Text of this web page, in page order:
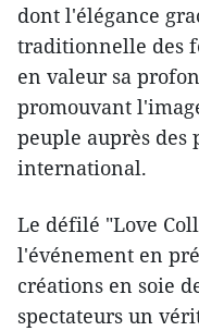
dont l'élégance
traditionnelle des
en valeur sa
promouvant
peuple auprès
international.
Le défilé "Love
l'événement en
créations en soie
spectateurs un